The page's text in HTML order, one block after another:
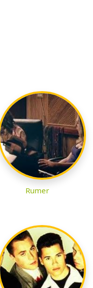
Rumer